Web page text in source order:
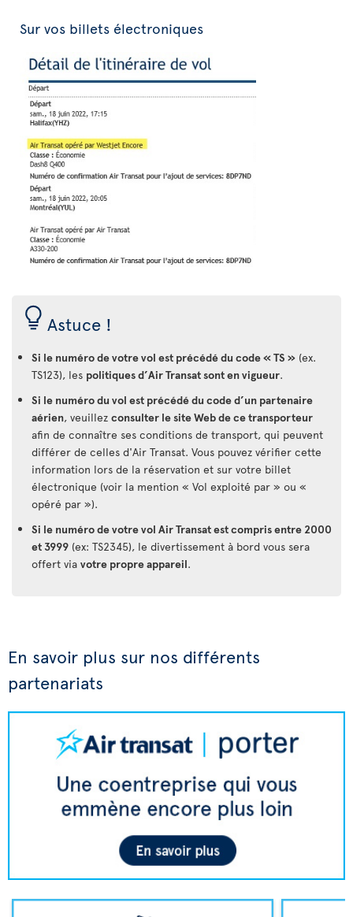
Sur vos billets électroniques
Astuce !
Si le numéro de votre vol est précédé du code « TS » (ex.
TS123), les politiques d’Air Transat sont en vigueur.
Si le numéro du vol est précédé du code d’un partenaire
aérien, veuillez consulter le site Web de ce transporteur
afin de connaître ses conditions de transport, qui peuvent
différer de celles d'Air Transat. Vous pouvez vérifier cette
information lors de la réservation et sur votre billet
électronique (voir la mention « Vol exploité par » ou «
opéré par »).
Si le numéro de votre vol Air Transat est compris entre 2000
et 3999 (ex: TS2345), le divertissement à bord vous sera
offert via votre propre appareil.
En savoir plus sur nos différents
partenariats